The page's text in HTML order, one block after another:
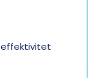
effektivitet